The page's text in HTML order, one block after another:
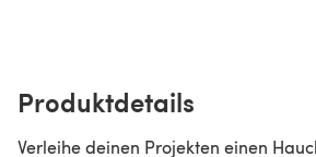
Produktdetails
Verleihe deinen Projekten einen